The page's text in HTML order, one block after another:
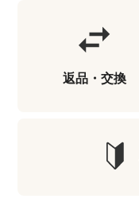
返品・交換